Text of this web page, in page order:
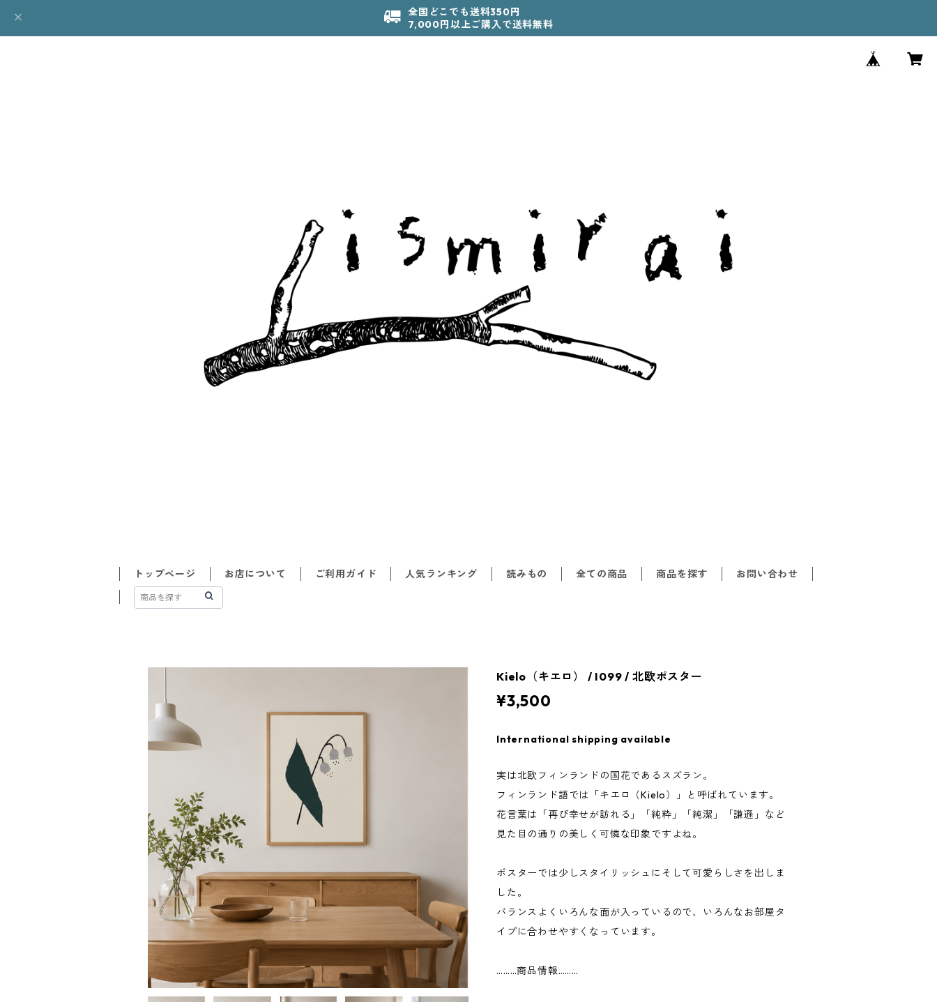
全国どこでも送料350円
7,000円以上ご購入で送料無料
トップページ お店について ご利用ガイド 人気ランキング 読みもの 全ての商品 商品を探す お問い合わせ
Kielo（キエロ） / I099 / 北欧ポスター
¥3,500
International shipping available
実は北欧フィンランドの国花であるスズラン。
フィンランド語では「キエロ（Kielo）」と呼ばれています。
花言葉は「再び幸せが訪れる」「純粋」「純潔」「謙遜」など
見た目の通りの美しく可憐な印象ですよね。
ポスターでは少しスタイリッシュにそして可愛らしさを出しま
した。
バランスよくいろんな面が入っているので、いろんなお部屋タ
イプに合わせやすくなっています。
………商品情報………